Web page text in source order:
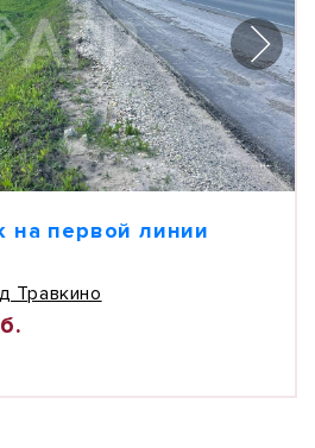
на первой линии
Травкино